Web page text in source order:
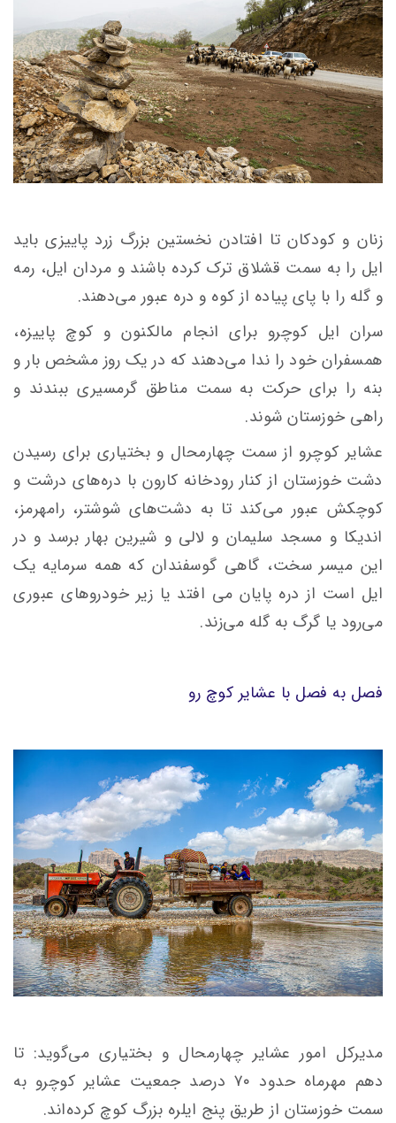
زنان و کودکان تا افتادن نخستین بزرگ زرد پاییزی باید
ایل را به سمت قشلاق ترک کرده باشند و مردان ایل، رمه
و گله را با پای پیاده از کوه و دره عبور می‌دهند.
سران ایل کوچرو برای انجام مالکنون و کوچ پاییزه،
همسفران خود را ندا می‌دهند که در یک روز مشخص بار و
بنه را برای حرکت به سمت مناطق گرمسیری ببندند و
راهی خوزستان شوند.
عشایر کوچرو از سمت چهارمحال و بختیاری برای رسیدن
دشت خوزستان از کنار رودخانه کارون با دره‌های درشت و
کوچکش عبور می‌کند تا به دشت‌های شوشتر، رامهرمز،
اندیکا و مسجد سلیمان و لالی و شیرین بهار برسد و در
این میسر سخت، گاهی گوسفندان که همه سرمایه یک
ایل است از دره پایان می افتد یا زیر خودروهای عبوری
می‌رود یا گرگ به گله می‌زند.
فصل به فصل با عشایر کوچ رو
مدیرکل امور عشایر چهارمحال و بختیاری می‌گوید: تا
دهم مهرماه حدود ۷۰ درصد جمعیت عشایر کوچرو به
سمت خوزستان از طریق پنج ایلره بزرگ کوچ کرده‌اند.